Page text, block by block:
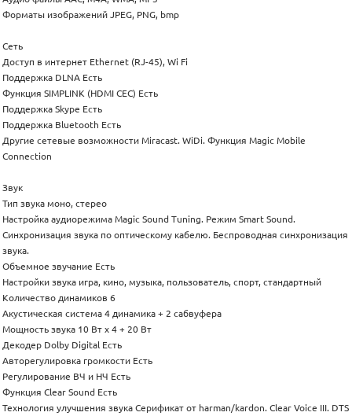
Форматы изображений JPEG, PNG, bmp
Сеть
Доступ в интернет Ethernet (RJ-45), Wi Fi
Поддержка DLNA Есть
Функция SIMPLINK (HDMI CEC) Есть
Поддержка Skype Есть
Поддержка Bluetooth Есть
Другие сетевые возможности Miracast. WiDi. Функция Magic Mobile
Connection
Звук
Тип звука моно, стерео
Настройка аудиорежима Magic Sound Tuning. Режим Smart Sound.
Синхронизация звука по оптическому кабелю. Беспроводная синхронизация
звука.
Объемное звучание Есть
Настройки звука игра, кино, музыка, пользователь, спорт, стандартный
Количество динамиков 6
Акустическая система 4 динамика + 2 сабвуфера
Мощность звука 10 Вт х 4 + 20 Вт
Декодер Dolby Digital Есть
Авторегулировка громкости Есть
Регулирование ВЧ и НЧ Есть
Функция Clear Sound Есть
Технология улучшения звука Серификат от harman/kardon. Clear Voice III. DTS